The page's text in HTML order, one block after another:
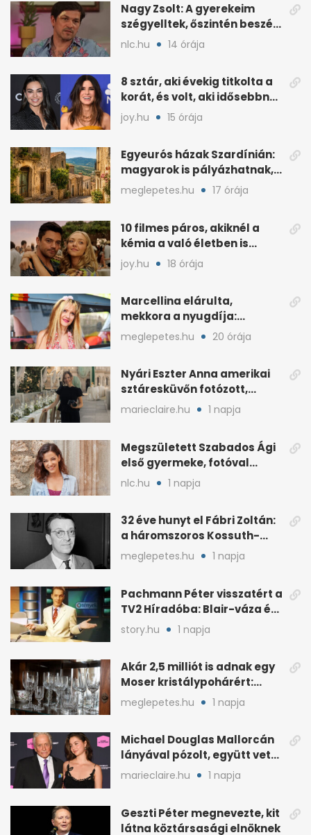
Nagy Zsolt: A gyerekeim
szégyelltek, őszintén beszélt
a múltról
nlc.hu 14 órája
8 sztár, aki évekig titkolta a
korát, és volt, aki idősebbnek
mondta
joy.hu 15 órája
Egyeurós házak Szardínián:
magyarok is pályázhatnak,
de vannak feltételek
meglepetes.hu 17 órája
10 filmes páros, akiknél a
kémia a való életben is
féltékenységet szült
joy.hu 18 órája
Marcellina elárulta,
mekkora a nyugdíja:
„Ötvenezer forint”
meglepetes.hu 20 órája
Nyári Eszter Anna amerikai
sztáresküvőn fotózott,
kisbabája után pár
marieclaire.hu 1 napja
Megszületett Szabados Ági
első gyermeke, fotóval
jelentette be
nlc.hu 1 napja
32 éve hunyt el Fábri Zoltán:
a háromszoros Kossuth-
díjas rendező
meglepetes.hu 1 napja
Pachmann Péter visszatért a
TV2 Híradóba: Blair-váza és
császári kézfogás
story.hu 1 napja
Akár 2,5 milliót is adnak egy
Moser kristálypohárért:
otthon is lapulhat
meglepetes.hu 1 napja
Michael Douglas Mallorcán
lányával pózolt, együtt vette
át az elismerést
marieclaire.hu 1 napja
Geszti Péter megnevezte, kit
látna köztársasági elnöknek